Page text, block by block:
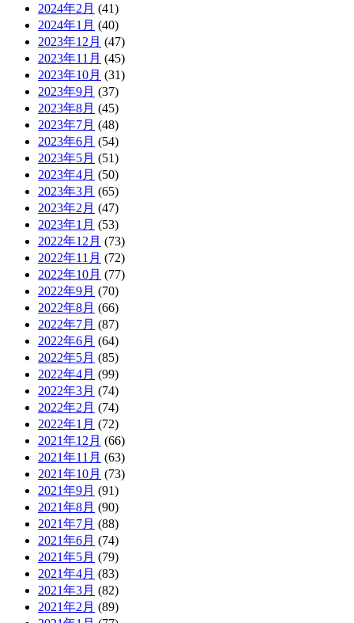
2024年2月 (41)
2024年1月 (40)
2023年12月 (47)
2023年11月 (45)
2023年10月 (31)
2023年9月 (37)
2023年8月 (45)
2023年7月 (48)
2023年6月 (54)
2023年5月 (51)
2023年4月 (50)
2023年3月 (65)
2023年2月 (47)
2023年1月 (53)
2022年12月 (73)
2022年11月 (72)
2022年10月 (77)
2022年9月 (70)
2022年8月 (66)
2022年7月 (87)
2022年6月 (64)
2022年5月 (85)
2022年4月 (99)
2022年3月 (74)
2022年2月 (74)
2022年1月 (72)
2021年12月 (66)
2021年11月 (63)
2021年10月 (73)
2021年9月 (91)
2021年8月 (90)
2021年7月 (88)
2021年6月 (74)
2021年5月 (79)
2021年4月 (83)
2021年3月 (82)
2021年2月 (89)